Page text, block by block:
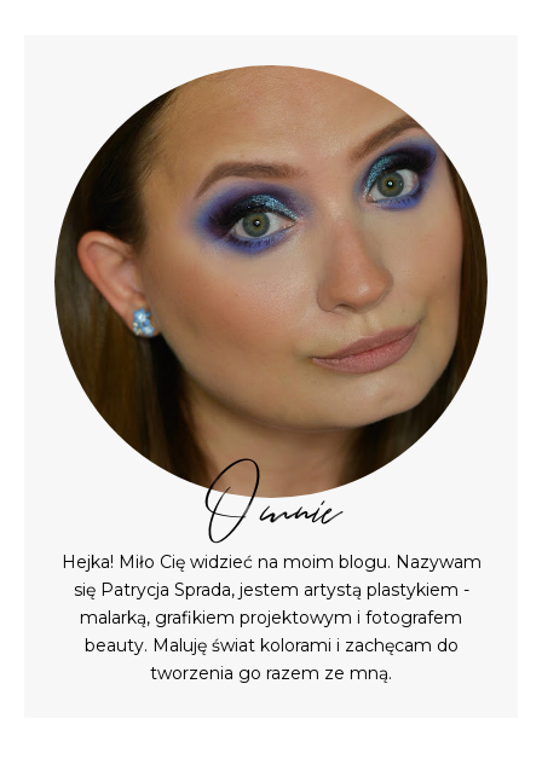
O mnie
Hejka! Miło Cię widzieć na moim blogu. Nazywam
się Patrycja Sprada, jestem artystą plastykiem -
malarką, grafikiem projektowym i fotografem
beauty. Maluję świat kolorami i zachęcam do
tworzenia go razem ze mną.